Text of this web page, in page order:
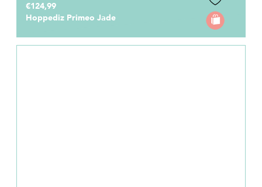
€124,99
Hoppediz Primeo Jade